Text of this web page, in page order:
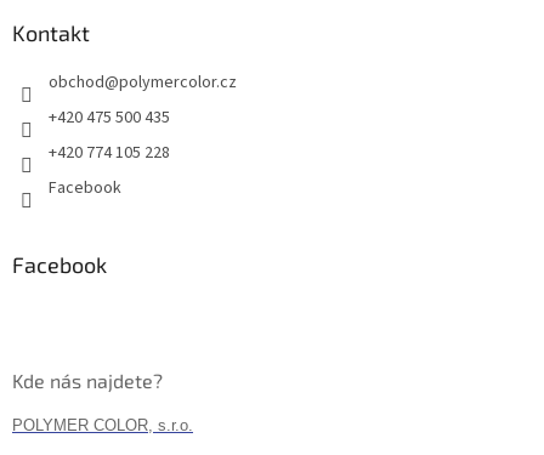
Kontakt
obchod@polymercolor.cz
+420 475 500 435
+420 774 105 228
Facebook
Facebook
Kde nás najdete?
POLYMER COLOR, s.r.o.